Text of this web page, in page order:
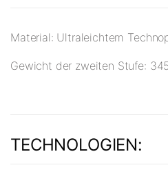
Material: Ultraleichtem
Gewicht der zweiten Stufe:
TECHNOLOGIEN: